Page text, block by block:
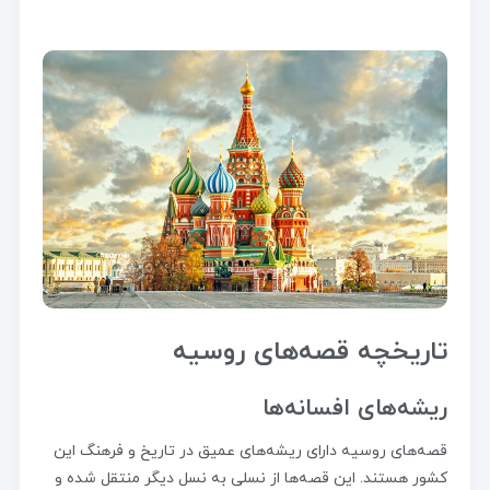
تاریخچه قصه‌های روسیه
ریشه‌های افسانه‌ها
قصه‌های روسیه دارای ریشه‌های عمیق در تاریخ و فرهنگ این
کشور هستند. این قصه‌ها از نسلی به نسل دیگر منتقل شده و